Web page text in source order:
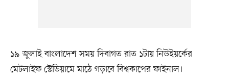
১৯ জুলাই বাংলাদেশ সময় দিবাগত রাত ১টায় নিউইয়র্কের
মেটলাইফ স্টেডিয়ামে মাঠে গড়াবে বিশ্বকাপের ফাইনাল।